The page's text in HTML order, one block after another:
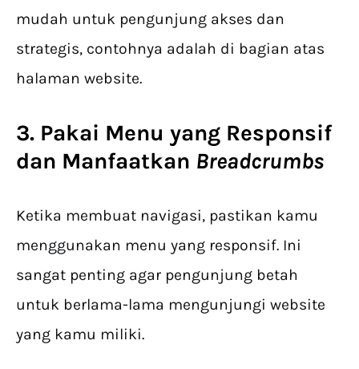
mudah untuk pengunjung akses dan
strategis, contohnya adalah di bagian atas
halaman website.
3. Pakai Menu yang Responsif
dan Manfaatkan Breadcrumbs
Ketika membuat navigasi, pastikan kamu
menggunakan menu yang responsif. Ini
sangat penting agar pengunjung betah
untuk berlama-lama mengunjungi website
yang kamu miliki.